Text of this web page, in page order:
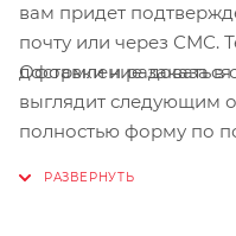
вам придет
почту или через СМС.
доставки и
Оформление заказа в
выглядит следующим
полностью форму по